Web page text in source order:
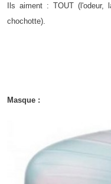
Ils aiment : TOUT
chochotte).
Masque :